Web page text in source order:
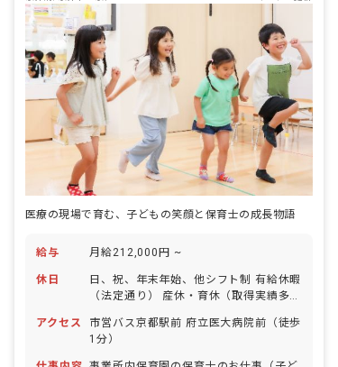
医療の現場で育む、子どもの笑顔と保育士の成長物語
給与 月給212,000円 ~
休日
日、祝、年末年始、他シフト制 有給休暇
（法定通り） 産休・育休（取得実績多
日
アクセス
市営バス京都駅前 府立医大病院前（徒歩
1分）